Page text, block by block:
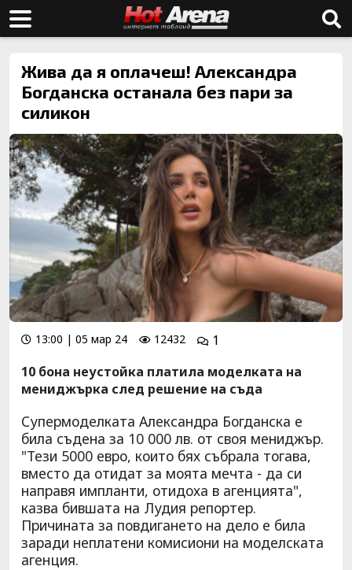
Жива да я оплачеш! Александра
Богданска останала без пари за
силикон
13:00 | 05 мар 24 12432
1
10 бона неустойка платила моделката на
мениджърка след решение на съда
Супермоделката Александра Богданска е
била съдена за 10 000 лв. от своя мениджър.
"Тези 5000 евро, които бях събрала тогава,
вместо да отидат за моята мечта - да си
направя импланти, отидоха в агенцията",
казва бившата на Лудия репортер.
Причината за повдигането на дело е била
заради неплатени комисиони на моделската
агенция.